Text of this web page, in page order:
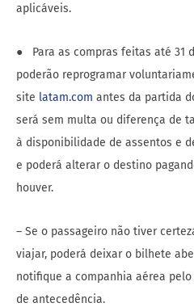
aplicáveis.
● Para as compras feitas até 31
poderão reprogramar
site latam.com antes da partida
será sem multa ou diferença de
à disponibilidade de assentos e
e poderá alterar o destino
houver.
– Se o passageiro não tiver
viajar, poderá deixar o bilhete
notifique a companhia aérea
de antecedência.